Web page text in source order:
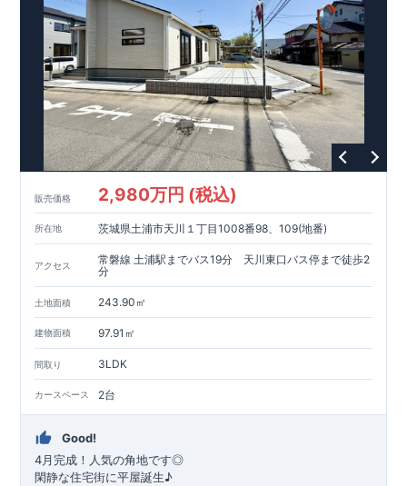
販売価格 2,980万円 (税込)
所在地 茨城県土浦市天川１丁目1008番98、109(地番)
アクセス
常磐線 土浦駅までバス19分 天川東口バス停まで徒歩2
分
土地面積 243.90㎡
建物面積 97.91㎡
間取り 3LDK
カースペース 2台
Good!
4月完成！人気の角地です◎
閑静な住宅街に平屋誕生♪